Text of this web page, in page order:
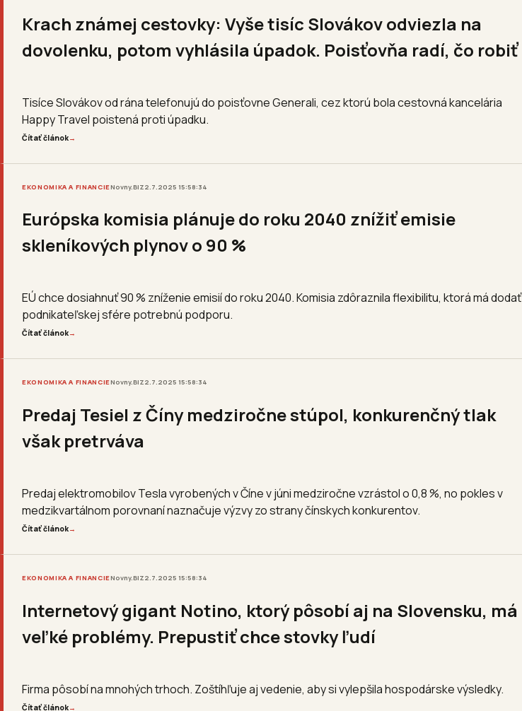
Krach známej cestovky: Vyše tisíc Slovákov odviezla na
dovolenku, potom vyhlásila úpadok. Poisťovňa radí, čo robiť
Tisíce Slovákov od rána telefonujú do poisťovne Generali, cez ktorú bola cestovná kancelária
Happy Travel poistená proti úpadku.
Čítať článok→
EKONOMIKA A FINANCIENovny.BIZ2.7.2025 15:58:34
Európska komisia plánuje do roku 2040 znížiť emisie
skleníkových plynov o 90 %
EÚ chce dosiahnuť 90 % zníženie emisií do roku 2040. Komisia zdôraznila flexibilitu, ktorá má dodať
podnikateľskej sfére potrebnú podporu.
Čítať článok→
EKONOMIKA A FINANCIENovny.BIZ2.7.2025 15:58:34
Predaj Tesiel z Číny medziročne stúpol, konkurenčný tlak
však pretrváva
Predaj elektromobilov Tesla vyrobených v Číne v júni medziročne vzrástol o 0,8 %, no pokles v
medzikvartálnom porovnaní naznačuje výzvy zo strany čínskych konkurentov.
Čítať článok→
EKONOMIKA A FINANCIENovny.BIZ2.7.2025 15:58:34
Internetový gigant Notino, ktorý pôsobí aj na Slovensku, má
veľké problémy. Prepustiť chce stovky ľudí
Firma pôsobí na mnohých trhoch. Zoštíhľuje aj vedenie, aby si vylepšila hospodárske výsledky.
Čítať článok→